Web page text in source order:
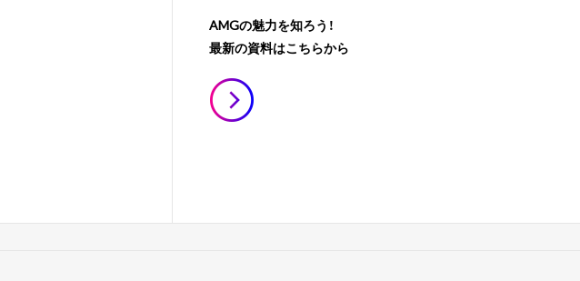
AMGの魅力を知ろう！
最新の資料はこちらから